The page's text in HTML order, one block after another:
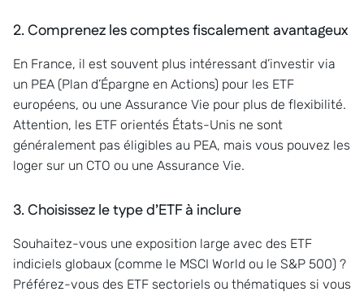
2. Comprenez les comptes fiscalement avantageux
En France, il est souvent plus intéressant d’investir via
un PEA (Plan d’Épargne en Actions) pour les ETF
européens, ou une Assurance Vie pour plus de flexibilité.
Attention, les ETF orientés États-Unis ne sont
généralement pas éligibles au PEA, mais vous pouvez les
loger sur un CTO ou une Assurance Vie.
3. Choisissez le type d’ETF à inclure
Souhaitez-vous une exposition large avec des ETF
indiciels globaux (comme le MSCI World ou le S&P 500) ?
Préférez-vous des ETF sectoriels ou thématiques si vous